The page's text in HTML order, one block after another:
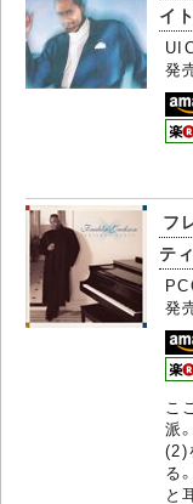
イ
発
フ
ティ
発
こ
派
(2)
る
と